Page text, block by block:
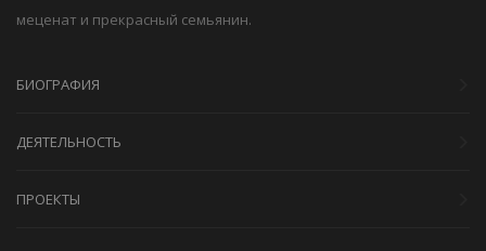
меценат и прекрасный семьянин.
БИОГРАФИЯ
ДЕЯТЕЛЬНОСТЬ
ПРОЕКТЫ